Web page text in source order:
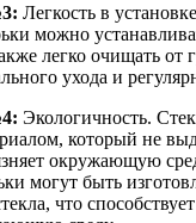
Легкость в
можно
легко очищать
ухода и
Экологичность.
который не
окружающую
могут быть
что